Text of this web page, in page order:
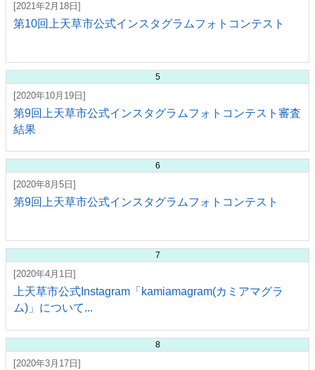
[2021年2月18日]
第10回上天草市公式インスタグラムフォトコンテスト
5
[2020年10月19日]
第9回上天草市公式インスタグラムフォトコンテスト審査
結果
6
[2020年8月5日]
第9回上天草市公式インスタグラムフォトコンテスト
7
[2020年4月1日]
上天草市公式Instagram「kamiamagram(カミアマグラ
ム)」について...
8
[2020年3月17日]